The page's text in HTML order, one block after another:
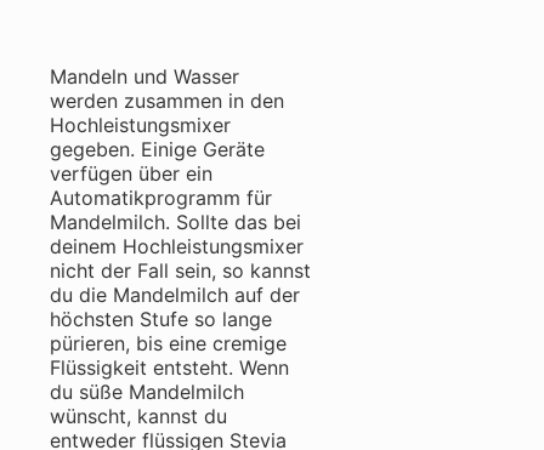
Mandeln und Wasser
werden zusammen in den
Hochleistungsmixer
gegeben. Einige Geräte
verfügen über ein
Automatikprogramm für
Mandelmilch. Sollte das bei
deinem Hochleistungsmixer
nicht der Fall sein, so kannst
du die Mandelmilch auf der
höchsten Stufe so lange
pürieren, bis eine cremige
Flüssigkeit entsteht. Wenn
du süße Mandelmilch
wünscht, kannst du
entweder flüssigen Stevia